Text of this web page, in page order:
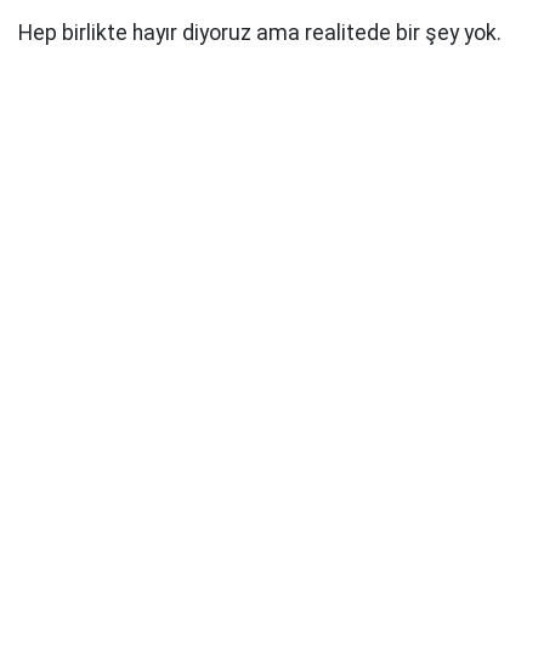
Hep birlikte hayır diyoruz ama realitede bir şey yok.